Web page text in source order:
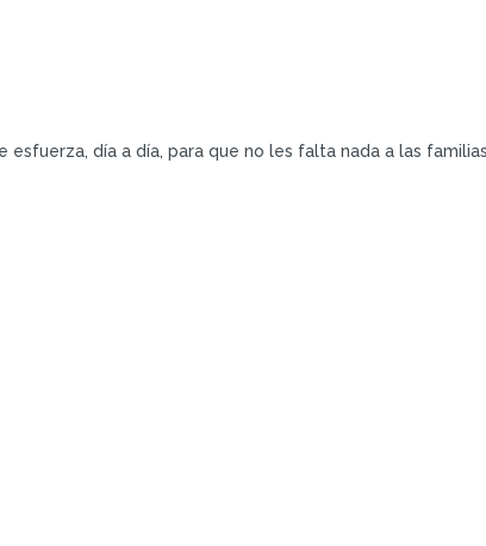
día a día, para que no les falta nada a las